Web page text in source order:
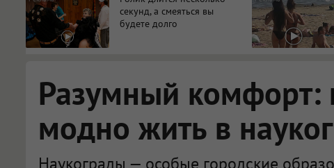
секунд, а смеяться вы
будете долго
Разумный комфорт:
модно жить в
Наукограды — особые городские